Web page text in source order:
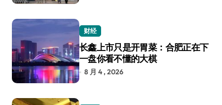
财经
长鑫上市只是开胃菜：合肥正在下
一盘你看不懂的大棋
8 月 4 , 2026